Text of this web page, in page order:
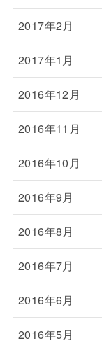
2017年2月
2017年1月
2016年12月
2016年11月
2016年10月
2016年9月
2016年8月
2016年7月
2016年6月
2016年5月